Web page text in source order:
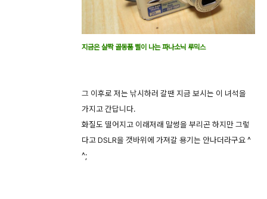
지금은 살짝 골동품 삘이 나는 파나소닉 루믹스
그 이후로 저는 낚시하러 갈땐 지금 보시는 이 녀석을
가지고 간답니다.
화질도 떨어지고 이래저래 말썽을 부리곤 하지만 그렇
다고 DSLR을 갯바위에 가져갈 용기는 안나더라구요 ^
^;